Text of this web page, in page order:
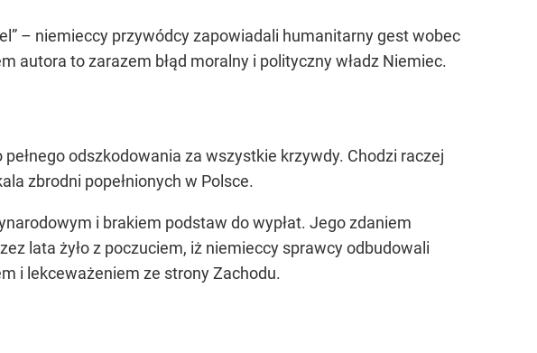
– niemieccy przywódcy zapowiadali humanitarny gest wobec
autora to zarazem błąd moralny i polityczny władz Niemiec.
odszkodowania za wszystkie krzywdy. Chodzi raczej
zbrodni popełnionych w Polsce.
i brakiem podstaw do wypłat. Jego zdaniem
lata żyło z poczuciem, iż niemieccy sprawcy odbudowali
i lekceważeniem ze strony Zachodu.